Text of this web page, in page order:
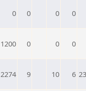
0 0 0 0
1200 0 0 0
2274 9 10 6